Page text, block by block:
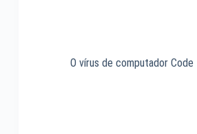
O vírus de computador Code